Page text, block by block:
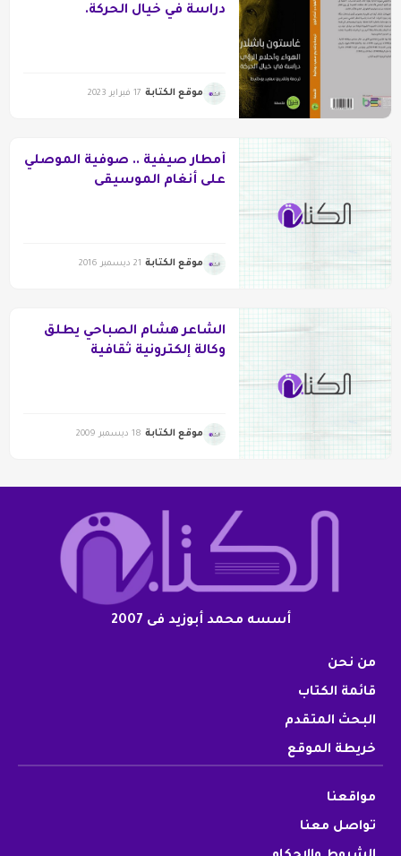
دراسة في خيال الحركة.
موقع الكتابة 17 فبراير 2023
أمطار صيفية .. صوفية الموصلي
على أنغام الموسيقى
موقع الكتابة 21 ديسمبر 2016
الشاعر هشام الصباحي يطلق
وكالة إلكترونية ثقافية
موقع الكتابة 18 ديسمبر 2009
أسسه محمد أبوزيد فى 2007
من نحن
قائمة الكتاب
البحث المتقدم
خريطة الموقع
مواقعنا
تواصل معنا